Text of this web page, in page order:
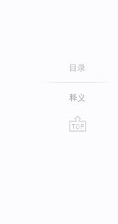
目录
释义